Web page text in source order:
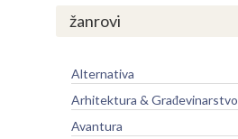
žanrovi
Alternativa
Arhitektura & Građevinarstvo
Avantura